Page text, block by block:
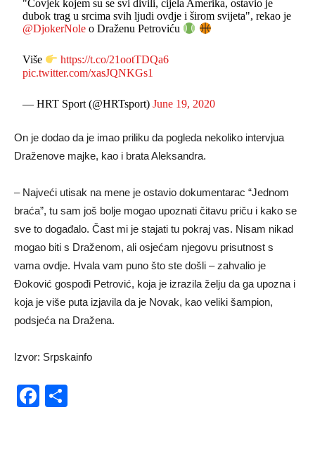
"Čovjek kojem su se svi divili, cijela Amerika, ostavio je
dubok trag u srcima svih ljudi ovdje i širom svijeta", rekao je
@DjokerNole o Draženu Petroviću
Više
https://t.co/21ootTDQa6
pic.twitter.com/xasJQNKGs1
— HRT Sport (@HRTsport)June 19, 2020
On je dodao da je imao priliku da pogleda nekoliko intervjua
Draženove majke, kao i brata Aleksandra.
– Najveći utisak na mene je ostavio dokumentarac “Jednom
braća”, tu sam još bolje mogao upoznati čitavu priču i kako se
sve to događalo. Čast mi je stajati tu pokraj vas. Nisam nikad
mogao biti s Draženom, ali osjećam njegovu prisutnost s
vama ovdje. Hvala vam puno što ste došli – zahvalio je
Đoković gospođi Petrović, koja je izrazila želju da ga upozna i
koja je više puta izjavila da je Novak, kao veliki šampion,
podsjeća na Dražena.
Izvor: Srpskainfo
Facebook